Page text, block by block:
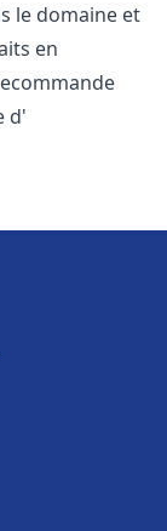
le domaine et
en
d'